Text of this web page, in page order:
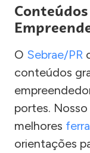
O Sebrae/PR
conteúdos
portes.
melhores
orientações